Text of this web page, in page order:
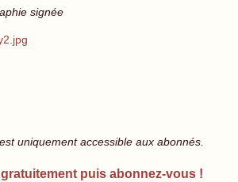
signée
uniquement accessible aux abonnés.
puis abonnez-vous !